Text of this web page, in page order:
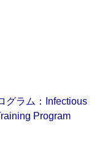
グラム：Infectious
Program